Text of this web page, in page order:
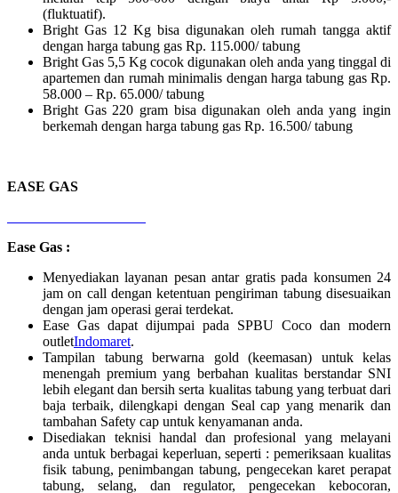
(fluktuatif).
Bright Gas 12 Kg bisa digunakan oleh rumah tangga aktif
dengan harga tabung gas Rp. 115.000/ tabung
Bright Gas 5,5 Kg cocok digunakan oleh anda yang tinggal di
apartemen dan rumah minimalis dengan harga tabung gas Rp.
58.000 – Rp. 65.000/ tabung
Bright Gas 220 gram bisa digunakan oleh anda yang ingin
berkemah dengan harga tabung gas Rp. 16.500/ tabung
EASE GAS
Ease Gas :
Menyediakan layanan pesan antar gratis pada konsumen 24
jam on call dengan ketentuan pengiriman tabung disesuaikan
dengan jam operasi gerai terdekat.
Ease Gas dapat dijumpai pada SPBU Coco dan modern
outletIndomaret.
Tampilan tabung berwarna gold (keemasan) untuk kelas
menengah premium yang berbahan kualitas berstandar SNI
lebih elegant dan bersih serta kualitas tabung yang terbuat dari
baja terbaik, dilengkapi dengan Seal cap yang menarik dan
tambahan Safety cap untuk kenyamanan anda.
Disediakan teknisi handal dan profesional yang melayani
anda untuk berbagai keperluan, seperti : pemeriksaan kualitas
fisik tabung, penimbangan tabung, pengecekan karet perapat
tabung, selang, dan regulator, pengecekan kebocoran,